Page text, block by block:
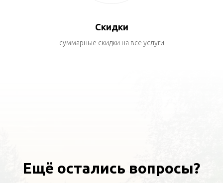
Скидки
суммарные скидки на все услуги
Ещё остались вопросы?